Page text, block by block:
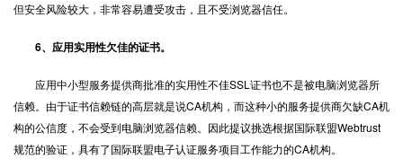
但安全风险较大，非常容易遭受攻击，且不受浏览器信任。
6、应用实用性欠佳的证书。
应用中小型服务提供商批准的实用性不佳SSL证书也不是被电脑浏览器所
信赖。由于证书信赖链的高层就是说CA机构，而这种小的服务提供商欠缺CA机
构的公信度，不会受到电脑浏览器信赖。因此提议挑选根据国际联盟Webtrust
规范的验证，具有了国际联盟电子认证服务项目工作能力的CA机构。